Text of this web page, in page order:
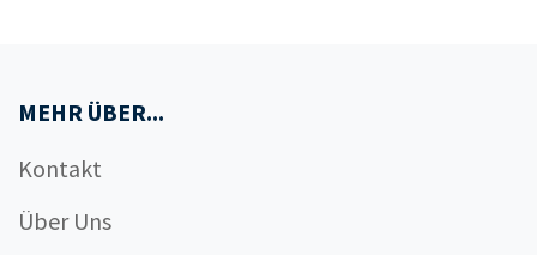
MEHR ÜBER...
Kontakt
Über Uns